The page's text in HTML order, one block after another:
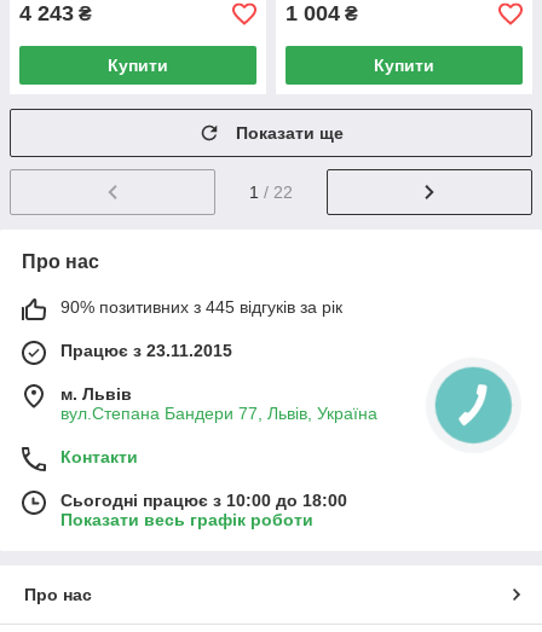
4 243 ₴
Купити
1 004 ₴
Купити
Показати ще
1 / 22
Про нас
90% позитивних з 445 відгуків за рік
Працює з 23.11.2015
м. Львів
вул.Степана Бандери 77, Львів, Україна
Контакти
Сьогодні працює з 10:00 до 18:00
Показати весь графік роботи
Про нас